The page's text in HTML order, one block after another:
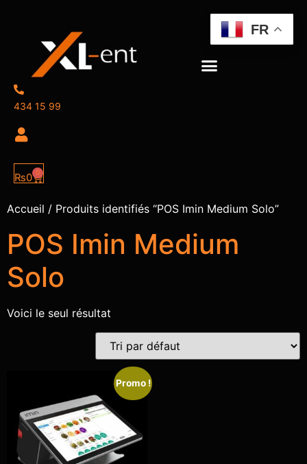
434 15 99
₨0 0
Accueil / Produits identifiés “POS Imin Medium Solo”
POS Imin Medium
Solo
Voici le seul résultat
Promo !
FR